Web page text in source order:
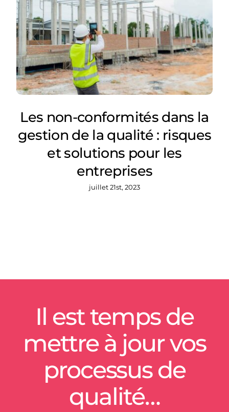
Les non-conformités dans la
gestion de la qualité : risques
et solutions pour les
entreprises
juillet 21st, 2023
Il est temps de
mettre à jour vos
processus de
qualité…